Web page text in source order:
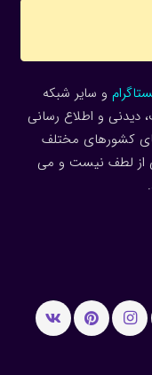
و سایر شبکه
دیدنی و اطلاع رسانی
کشورهای مختلف
از لطف نیست و می